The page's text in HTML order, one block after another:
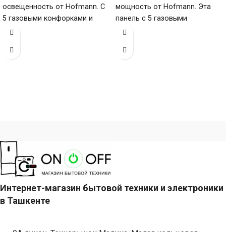
освещенность от Hofmann. С
5 газовыми конфорками и
поверхностью из закалённого
мощность от Hofmann. Эта
панель с 5 газовыми
конфорками и нержавеющей
Интернет-магазин бытовой техники и электроники
в Ташкенте